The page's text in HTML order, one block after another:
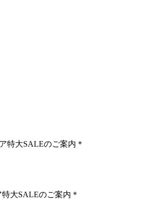
特大SALEのご案内＊
大SALEのご案内＊